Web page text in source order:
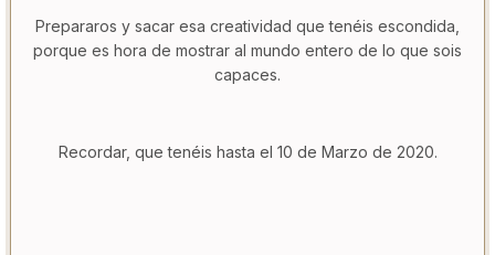
Prepararos y sacar esa creatividad que tenéis escondida,
porque es hora de mostrar al mundo entero de lo que sois
capaces.
Recordar, que tenéis hasta el 10 de Marzo de 2020.